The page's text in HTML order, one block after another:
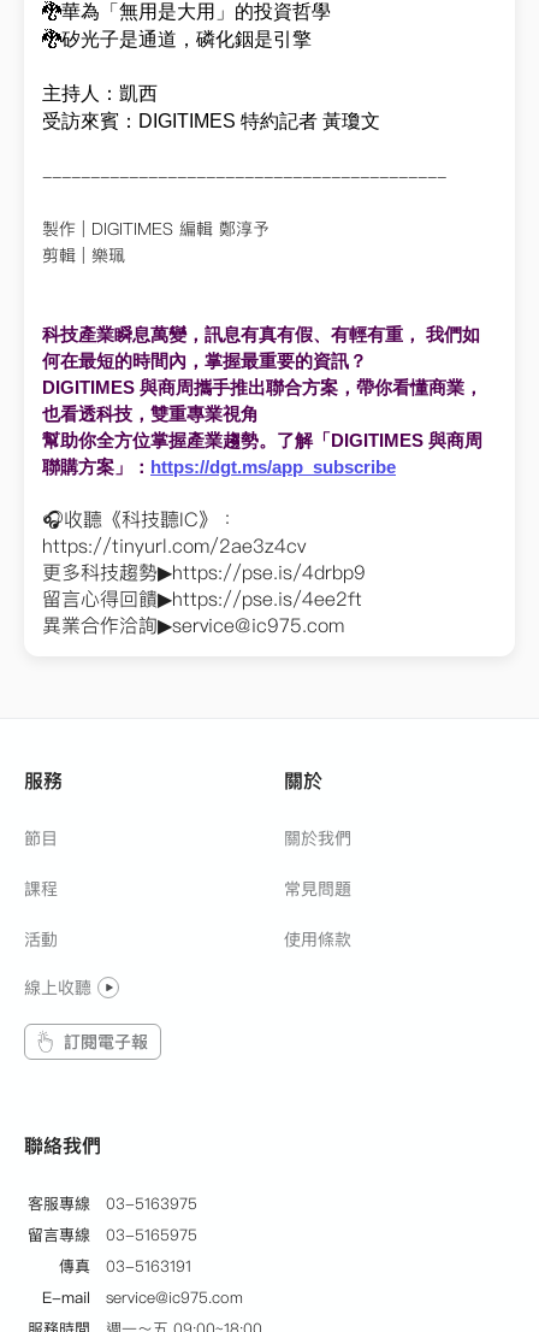
🐉華為「無用是大用」的投資哲學
🐉矽光子是通道，磷化銦是引擎
主持人：凱西
受訪來賓：DIGITIMES 特約記者 黃瓊文
------------------------------------------
製作 | DIGITIMES 編輯 鄭淳予
剪輯 | 樂珮
科技產業瞬息萬變，訊息有真有假、有輕有重， 我們如
何在最短的時間內，掌握最重要的資訊？
DIGITIMES 與商周攜手推出聯合方案，帶你看懂商業，
也看透科技， 雙重專業視角
幫助你全方位掌握產業趨勢。了解「DIGITIMES 與商周
聯購方案」： https://dgt.ms/app_ subscribe
🎧收聽《科技聽IC》：
https://tinyurl.com/2ae3z4cv
更多科技趨勢▶https://pse.is/4drbp9
留言心得回饋▶https://pse.is/4ee2ft
異業合作洽詢▶service@ic975.com
服務
節目
課程
活動
線上收聽
訂閱電子報
關於
關於我們
常見問題
使用條款
聯絡我們
客服專線
03-5163975
留言專線
03-5165975
傳真
03-5163191
E-mail
service@ic975.com